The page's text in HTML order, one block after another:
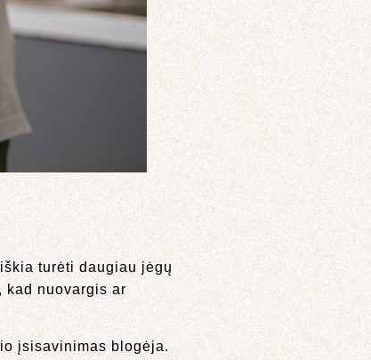
turėti daugiau jėgų
kad nuovargis ar
įsisavinimas blogėja.